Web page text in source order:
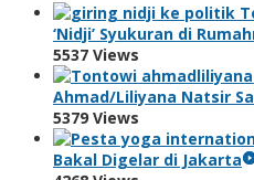
‘Nidji’ Syukuran di
5537 Views
Ahmad/Liliyana Natsir
5379 Views
Bakal Digelar di Jakarta